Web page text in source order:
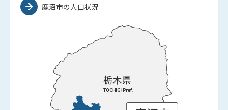
鹿沼市の人口状況